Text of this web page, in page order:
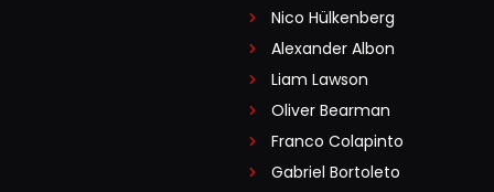
Nico Hülkenberg
Alexander Albon
Liam Lawson
Oliver Bearman
Franco Colapinto
Gabriel Bortoleto